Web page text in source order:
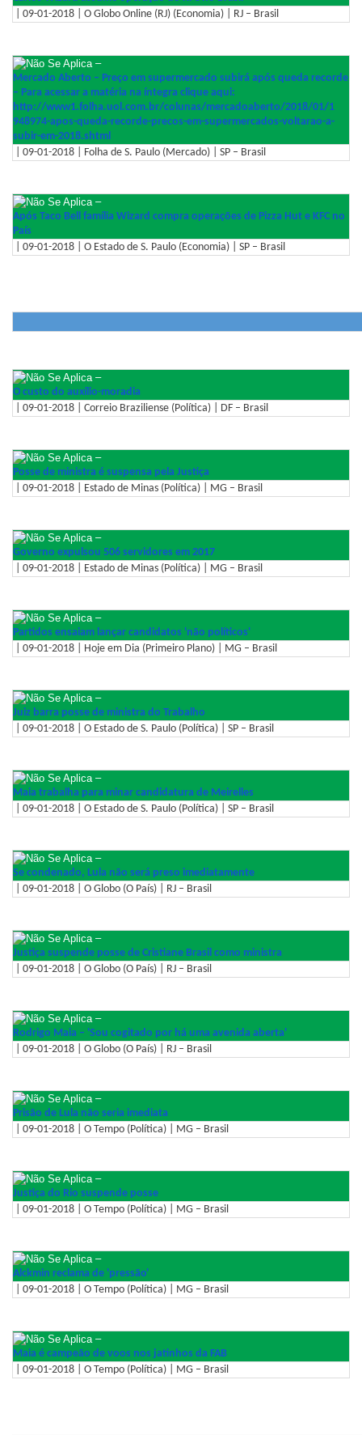
| 09-01-2018 | O Globo Online (RJ) (Economia) | RJ – Brasil
–
Mercado Aberto – Preço em supermercado subirá após queda recorde
– Para acessar a matéria na íntegra clique aqui:
http://www1.folha.uol.com.br/colunas/mercadoaberto/2018/01/1
948974-apos-queda-recorde-precos-em-supermercados-voltarao-a-
subir-em-2018.shtml
| 09-01-2018 | Folha de S. Paulo (Mercado) | SP – Brasil
–
Após Taco Bell família Wizard compra operações de Pizza Hut e KFC no
País
| 09-01-2018 | O Estado de S. Paulo (Economia) | SP – Brasil
–
O custo do auxílio-moradia
| 09-01-2018 | Correio Braziliense (Política) | DF – Brasil
–
Posse de ministra é suspensa pela Justiça
| 09-01-2018 | Estado de Minas (Política) | MG – Brasil
–
Governo expulsou 506 servidores em 2017
| 09-01-2018 | Estado de Minas (Política) | MG – Brasil
–
Partidos ensaiam lançar candidatos 'não políticos'
| 09-01-2018 | Hoje em Dia (Primeiro Plano) | MG – Brasil
–
Juiz barra posse de ministra do Trabalho
| 09-01-2018 | O Estado de S. Paulo (Política) | SP – Brasil
–
Maia trabalha para minar candidatura de Meirelles
| 09-01-2018 | O Estado de S. Paulo (Política) | SP – Brasil
–
Se condenado, Lula não será preso imediatamente
| 09-01-2018 | O Globo (O País) | RJ – Brasil
–
Justiça suspende posse de Cristiane Brasil como ministra
| 09-01-2018 | O Globo (O País) | RJ – Brasil
–
Rodrigo Maia – 'Sou cogitado por há uma avenida aberta'
| 09-01-2018 | O Globo (O País) | RJ – Brasil
–
Prisão de Lula não seria imediata
| 09-01-2018 | O Tempo (Política) | MG – Brasil
–
Justiça do Rio suspende posse
| 09-01-2018 | O Tempo (Política) | MG – Brasil
–
Alckmin reclama de 'pressão'
| 09-01-2018 | O Tempo (Política) | MG – Brasil
–
Maia é campeão de voos nos jatinhos da FAB
| 09-01-2018 | O Tempo (Política) | MG – Brasil